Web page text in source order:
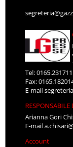
Tel: 0165.231711
Fax:
E-mail
RESPONSABILE
Arianna Gori
E-mail
Account